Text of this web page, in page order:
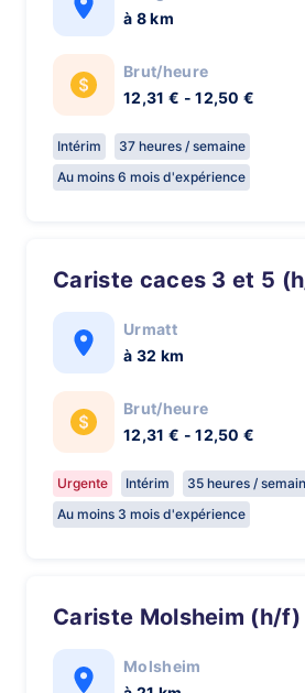
à 8 km
Brut/heure
12,31 € - 12,50 €
Intérim
37 heures / semaine
Au moins 6 mois d'expérience
Cariste caces 3 et 5
Urmatt
à 32 km
Brut/heure
12,31 € - 12,50 €
Urgente Intérim
35 heures /
Au moins 3 mois d'expérience
Cariste Molsheim (h/f)
Molsheim